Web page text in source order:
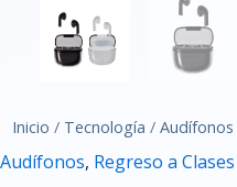
Inicio / Tecnología /Audífonos
Audífonos, Regreso a Clases